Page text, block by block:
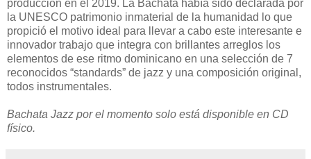
producción en el 2019. La Bachata había sido declarada por
la UNESCO patrimonio inmaterial de la humanidad lo que
propició el motivo ideal para llevar a cabo este interesante e
innovador trabajo que integra con brillantes arreglos los
elementos de ese ritmo dominicano en una selección de 7
reconocidos “standards” de jazz y una composición original,
todos instrumentales.
Bachata Jazz por el momento solo está disponible en CD
físico.